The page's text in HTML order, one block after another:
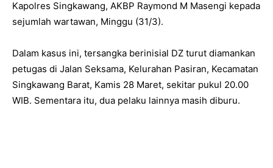
Kapolres Singkawang, AKBP Raymond M Masengi kepada
sejumlah wartawan, Minggu (31/3).
Dalam kasus ini, tersangka berinisial DZ turut diamankan
petugas di Jalan Seksama, Kelurahan Pasiran, Kecamatan
Singkawang Barat, Kamis 28 Maret, sekitar pukul 20.00
WIB. Sementara itu, dua pelaku lainnya masih diburu.